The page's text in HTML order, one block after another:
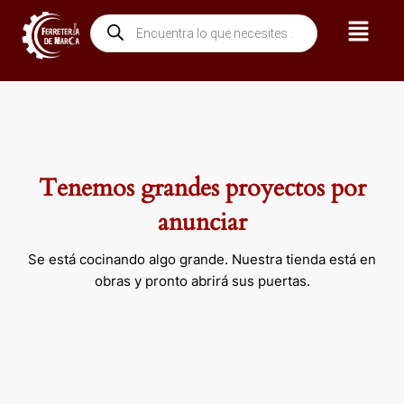
contenido
Búsqueda
de
productos
Menú
Tenemos grandes proyectos por
anunciar
Se está cocinando algo grande. Nuestra tienda está en
obras y pronto abrirá sus puertas.